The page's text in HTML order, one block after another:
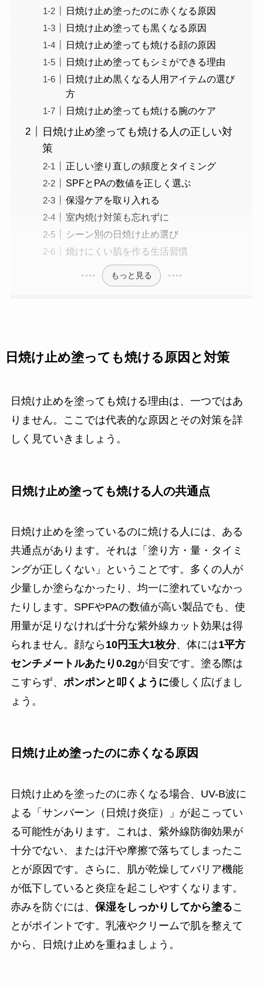
日焼け止め塗ったのに赤くなる原因
日焼け止め塗っても黒くなる原因
日焼け止め塗っても焼ける顔の原因
日焼け止め塗ってもシミができる理由
日焼け止め黒くなる人用アイテムの選び
方
日焼け止め塗っても焼ける腕のケア
日焼け止め塗っても焼ける人の正しい対
策
正しい塗り直しの頻度とタイミング
SPFとPAの数値を正しく選ぶ
保湿ケアを取り入れる
室内焼け対策も忘れずに
シーン別の日焼け止め選び
焼けにくい肌を作る生活習慣
もっと見る
日焼け止め塗っても焼ける原因と対策
日焼け止めを塗っても焼ける理由は、一つではあ
りません。ここでは代表的な原因とその対策を詳
しく見ていきましょう。
日焼け止め塗っても焼ける人の共通点
日焼け止めを塗っているのに焼ける人には、ある
共通点があります。それは「塗り方・量・タイミ
ングが正しくない」ということです。多くの人が
少量しか塗らなかったり、均一に塗れていなかっ
たりします。SPFやPAの数値が高い製品でも、使
用量が足りなければ十分な紫外線カット効果は得
られません。顔なら10円玉大1枚分、体には1平方
センチメートルあたり0.2gが目安です。塗る際は
こすらず、 ポンポンと叩くように優しく広げまし
ょう。
日焼け止め塗ったのに赤くなる原因
日焼け止めを塗ったのに赤くなる場合、UV-B波に
よる「サンバーン（日焼け炎症）」が起こってい
る可能性があります。これは、紫外線防御効果が
十分でない、または汗や摩擦で落ちてしまったこ
とが原因です。さらに、肌が乾燥してバリア機能
が低下していると炎症を起こしやすくなります。
赤みを防ぐには、 保湿をしっかりしてから塗るこ
とがポイントです。乳液やクリームで肌を整えて
から、日焼け止めを重ねましょう。